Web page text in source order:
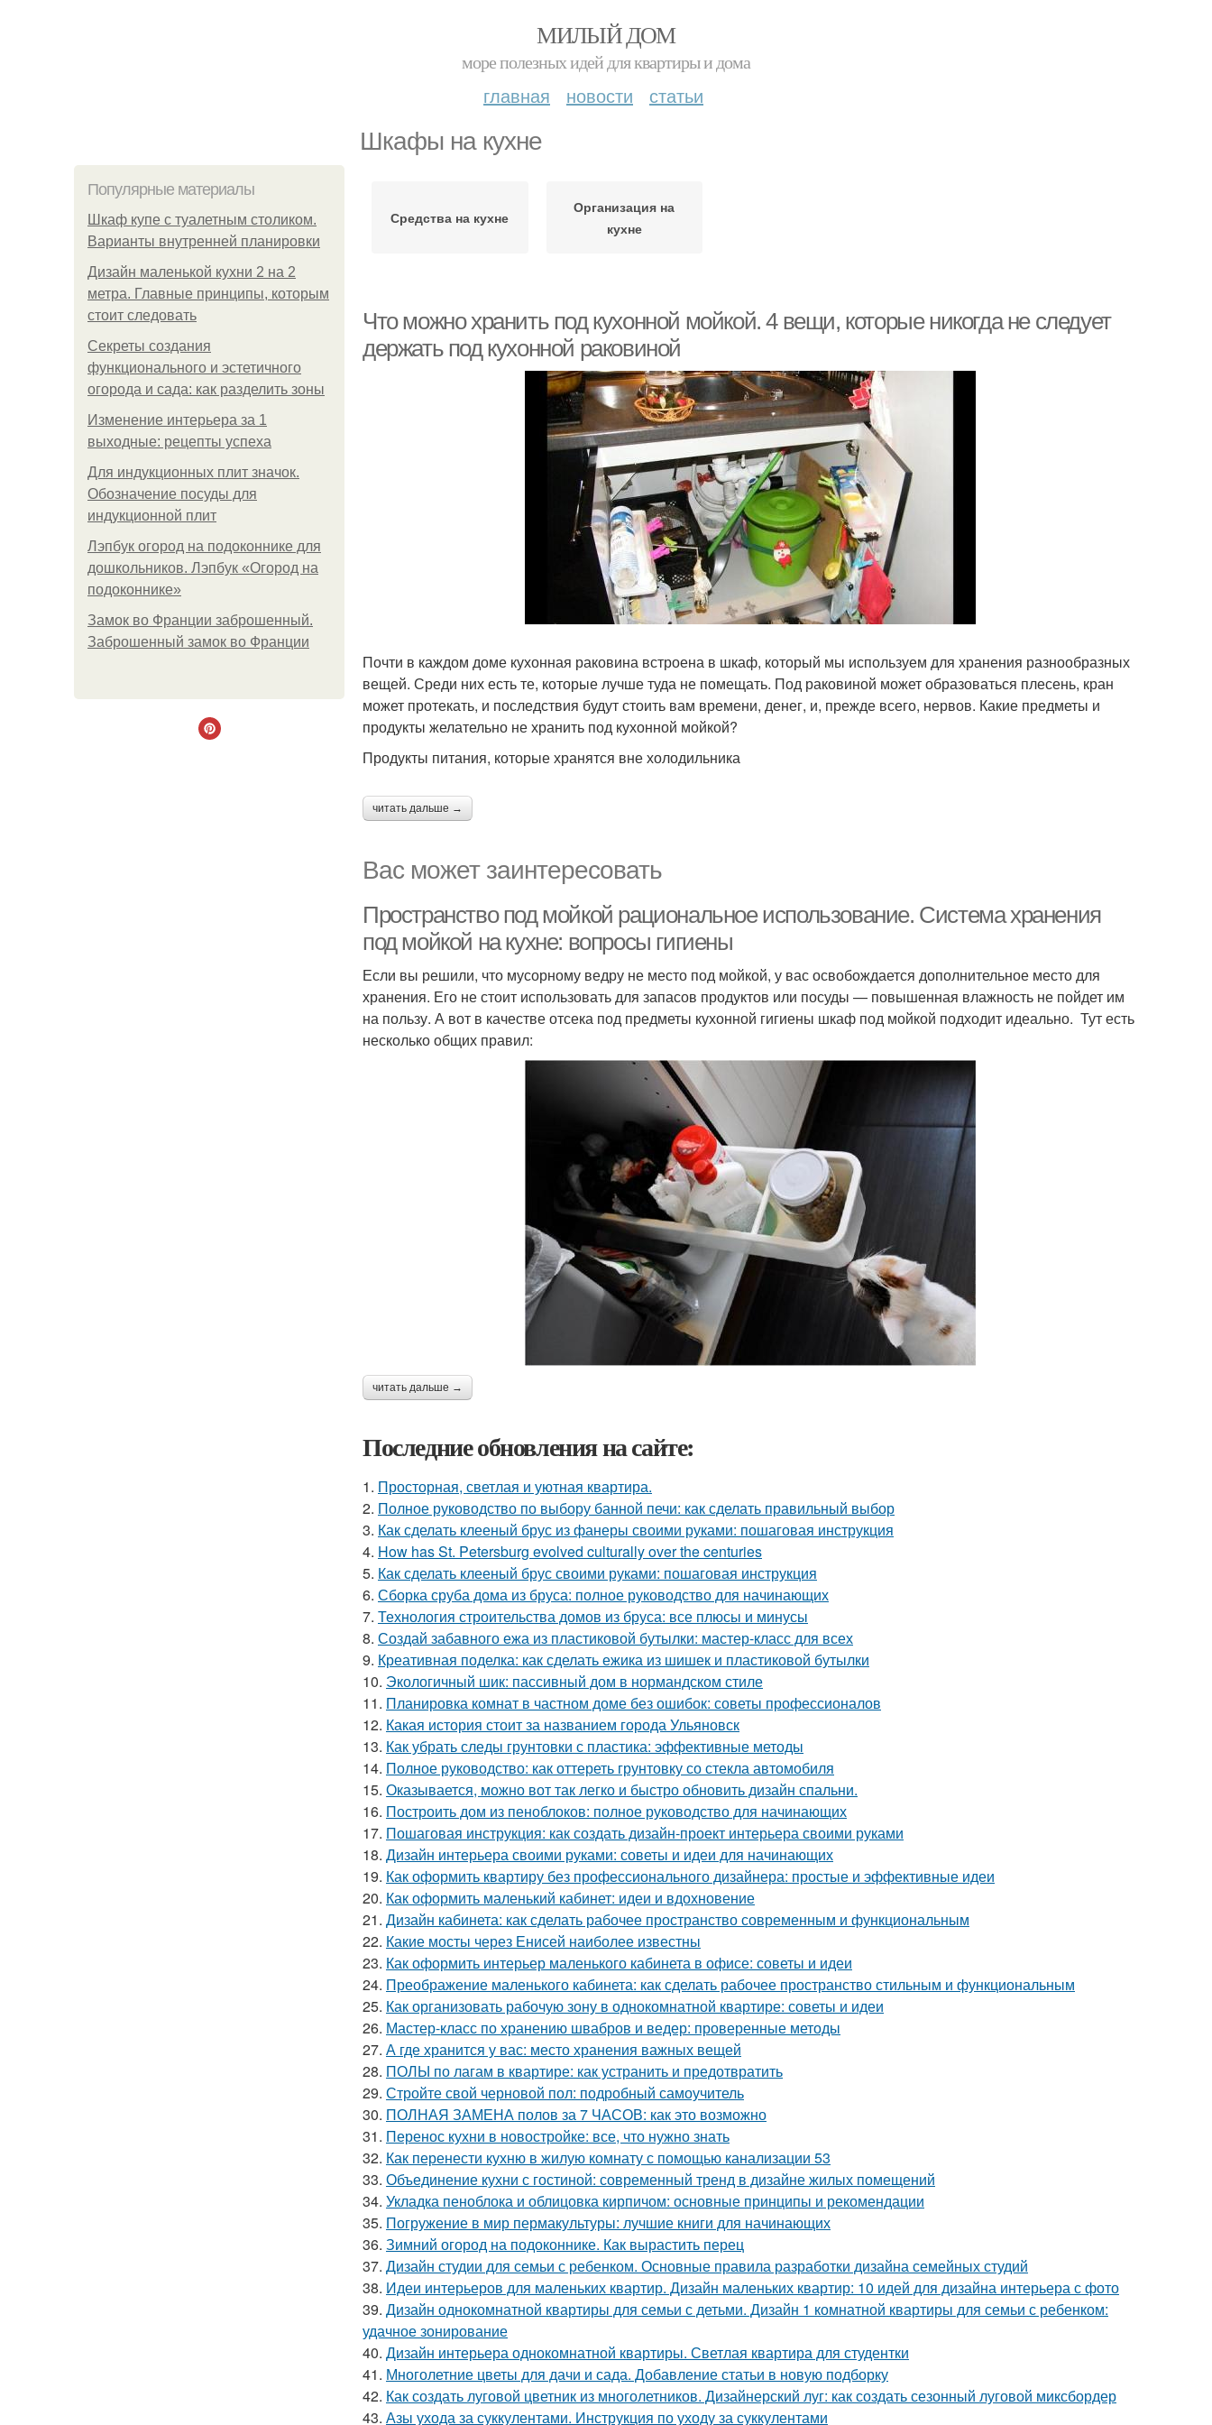
МИЛЫЙ ДОМ
море полезных идей для квартиры и дома
главная новости статьи
Шкафы на кухне
Популярные материалы
Шкаф купе с туалетным столиком.
Варианты внутренней планировки
Дизайн маленькой кухни 2 на 2
метра. Главные принципы, которым
стоит следовать
Секреты создания
функционального и эстетичного
огорода и сада: как разделить зоны
Изменение интерьера за 1
выходные: рецепты успеха
Для индукционных плит значок.
Обозначение посуды для
индукционной плит
Лэпбук огород на подоконнике для
дошкольников. Лэпбук «Огород на
подоконнике»
Замок во Франции заброшенный.
Заброшенный замок во Франции
Средства на кухне
Организация на
кухне
Что можно хранить под кухонной мойкой. 4 вещи, которые никогда не следует
держать под кухонной раковиной
Почти в каждом доме кухонная раковина встроена в шкаф, который мы используем для хранения разнообразных
вещей. Среди них есть те, которые лучше туда не помещать. Под раковиной может образоваться плесень, кран
может протекать, и последствия будут стоить вам времени, денег, и, прежде всего, нервов. Какие предметы и
продукты желательно не хранить под кухонной мойкой?
Продукты питания, которые хранятся вне холодильника
читать дальше →
Вас может заинтересовать
Пространство под мойкой рациональное использование. Система хранения
под мойкой на кухне: вопросы гигиены
Если вы решили, что мусорному ведру не место под мойкой, у вас освобождается дополнительное место для
хранения. Его не стоит использовать для запасов продуктов или посуды — повышенная влажность не пойдет им
на пользу. А вот в качестве отсека под предметы кухонной гигиены шкаф под мойкой подходит идеально. Тут есть
несколько общих правил:
читать дальше →
Последние обновления на сайте:
1. Просторная, светлая и уютная квартира.
2. Полное руководство по выбору банной печи: как сделать правильный выбор
3. Как сделать клееный брус из фанеры своими руками: пошаговая инструкция
4. How has St. Petersburg evolved culturally over the centuries
5. Как сделать клееный брус своими руками: пошаговая инструкция
6. Сборка сруба дома из бруса: полное руководство для начинающих
7. Технология строительства домов из бруса: все плюсы и минусы
8. Создай забавного ежа из пластиковой бутылки: мастер-класс для всех
9. Креативная поделка: как сделать ежика из шишек и пластиковой бутылки
10. Экологичный шик: пассивный дом в нормандском стиле
11. Планировка комнат в частном доме без ошибок: советы профессионалов
12. Какая история стоит за названием города Ульяновск
13. Как убрать следы грунтовки с пластика: эффективные методы
14. Полное руководство: как оттереть грунтовку со стекла автомобиля
15. Оказывается, можно вот так легко и быстро обновить дизайн спальни.
16. Построить дом из пеноблоков: полное руководство для начинающих
17. Пошаговая инструкция: как создать дизайн-проект интерьера своими руками
18. Дизайн интерьера своими руками: советы и идеи для начинающих
19. Как оформить квартиру без профессионального дизайнера: простые и эффективные идеи
20. Как оформить маленький кабинет: идеи и вдохновение
21. Дизайн кабинета: как сделать рабочее пространство современным и функциональным
22. Какие мосты через Енисей наиболее известны
23. Как оформить интерьер маленького кабинета в офисе: советы и идеи
24. Преображение маленького кабинета: как сделать рабочее пространство стильным и функциональным
25. Как организовать рабочую зону в однокомнатной квартире: советы и идеи
26. Мастер-класс по хранению швабров и ведер: проверенные методы
27. А где хранится у вас: место хранения важных вещей
28. ПОЛЫ по лагам в квартире: как устранить и предотвратить
29. Стройте свой черновой пол: подробный самоучитель
30. ПОЛНАЯ ЗАМЕНА полов за 7 ЧАСОВ: как это возможно
31. Перенос кухни в новостройке: все, что нужно знать
32. Как перенести кухню в жилую комнату с помощью канализации 53
33. Объединение кухни с гостиной: современный тренд в дизайне жилых помещений
34. Укладка пеноблока и облицовка кирпичом: основные принципы и рекомендации
35. Погружение в мир пермакультуры: лучшие книги для начинающих
36. Зимний огород на подоконнике. Как вырастить перец
37. Дизайн студии для семьи с ребенком. Основные правила разработки дизайна семейных студий
38. Идеи интерьеров для маленьких квартир. Дизайн маленьких квартир: 10 идей для дизайна интерьера с фото
39. Дизайн однокомнатной квартиры для семьи с детьми. Дизайн 1 комнатной квартиры для семьи с ребенком:
удачное зонирование
40. Дизайн интерьера однокомнатной квартиры. Светлая квартира для студентки
41. Многолетние цветы для дачи и сада. Добавление статьи в новую подборку
42. Как создать луговой цветник из многолетников. Дизайнерский луг: как создать сезонный луговой миксбордер
43. Азы ухода за суккулентами. Инструкция по уходу за суккулентами